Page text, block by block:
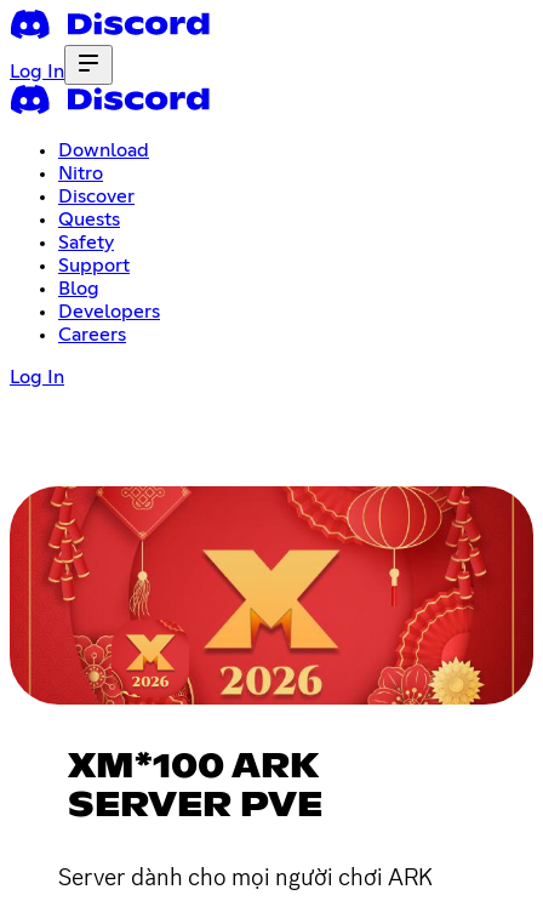
Log In
Download
Nitro
Discover
Quests
Safety
Support
Blog
Developers
Careers
Log In
XM*100 ARK
SERVER PVE
Server dành cho mọi người chơi ARK